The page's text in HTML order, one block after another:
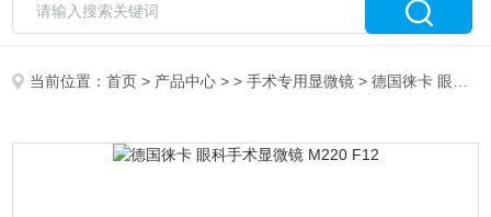
当前位置：首页 > 产品中心 > >手术专用显微镜 > 德国徕卡 眼科手术显微镜 M220 F12